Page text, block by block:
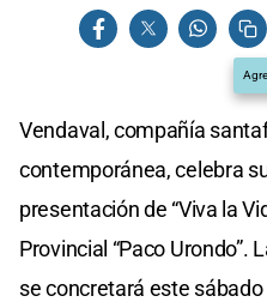
Vendaval, compañía
contemporánea, celebra
presentación de “Viva la
Provincial “Paco Urondo”.
se concretará este